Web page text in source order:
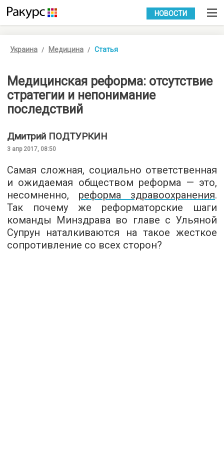
УКР РУС
НОВОСТИ
Украина Медицина Статья
Медицинская реформа: отсутствие
стратегии и непонимание
последствий
Дмитрий ПОДТУРКИН
3 апр 2017, 08:50
Самая сложная, социально ответственная
и ожидаемая обществом реформа — это,
несомненно, реформа здравоохранения.
Так почему же реформаторские шаги
команды Минздрава во главе с Ульяной
Супрун наталкиваются на такое жесткое
сопротивление со всех сторон?